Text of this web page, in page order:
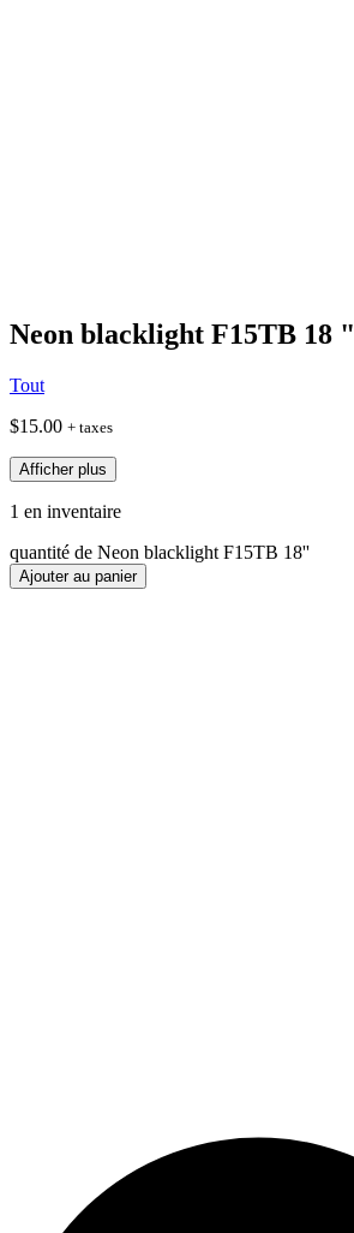
Neon blacklight F15TB 18 "
Tout
$15.00 + taxes
Afficher plus
1 en inventaire
quantité de Neon blacklight F15TB 18''
Ajouter au panier